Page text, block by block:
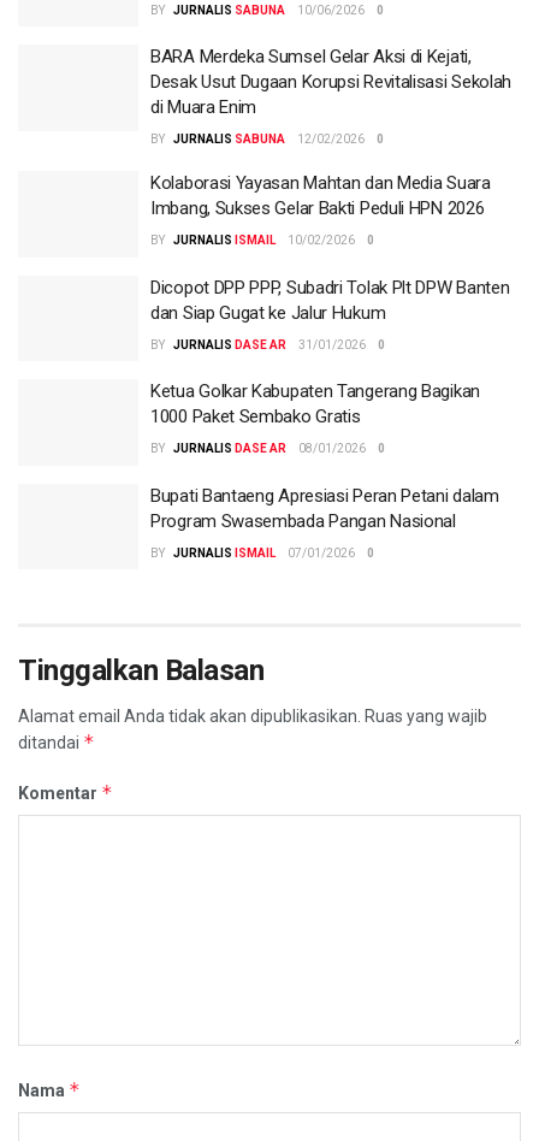
BY SABUNA 10/06/2026 0
BARA Merdeka Sumsel Gelar Aksi di Kejati,
Desak Usut Dugaan Korupsi Revitalisasi Sekolah
di Muara Enim
BY SABUNA 12/02/2026 0
Kolaborasi Yayasan Mahtan dan Media Suara
Imbang, Sukses Gelar Bakti Peduli HPN 2026
BY ISMAIL 10/02/2026 0
Dicopot DPP PPP, Subadri Tolak Plt DPW Banten
dan Siap Gugat ke Jalur Hukum
BY DASE AR 31/01/2026 0
Ketua Golkar Kabupaten Tangerang Bagikan
1000 Paket Sembako Gratis
BY DASE AR 08/01/2026 0
Bupati Bantaeng Apresiasi Peran Petani dalam
Program Swasembada Pangan Nasional
BY ISMAIL 07/01/2026 0
Tinggalkan Balasan
Alamat email Anda tidak akan dipublikasikan. Ruas yang wajib
ditandai *
Komentar *
Nama *